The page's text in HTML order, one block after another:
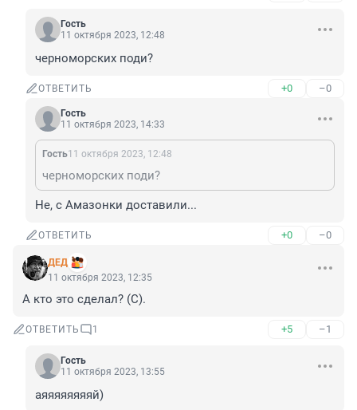
Гость
11 октября 2023, 12:48
черноморских поди?
ОТВЕТИТЬ +0 –0
Гость
11 октября 2023, 14:33
Гость11 октября 2023, 12:48
черноморских поди?
Не, с Амазонки доставили...
ОТВЕТИТЬ +0 –0
ДЕД
11 октября 2023, 12:35
А кто это сделал? (С).
ОТВЕТИТЬ 1 +5 –1
Гость
11 октября 2023, 13:55
аяяяяяяяяй)